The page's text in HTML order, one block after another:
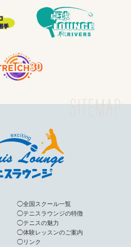
◯全国スクール一覧
◯テニスラウンジの特徴
◯テニスの魅力
◯体験レッスンのご案内
◯リンク